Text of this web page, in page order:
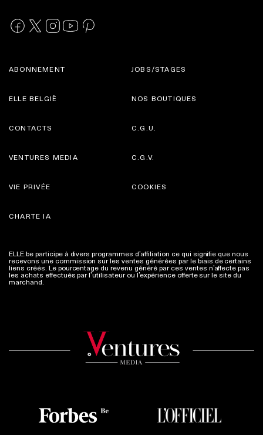
ABONNEMENT
ELLE BELGIË
JOBS/STAGES
NOS BOUTIQUES
CONTACTS
VENTURES MEDIA
C.G.U.
C.G.V.
VIE PRIVÉE
CHARTE IA
COOKIES
ELLE.be participe à divers programmes d’affiliation ce qui signifie que nous
recevons une commission sur les ventes générées par le biais de certains
liens créés. Le pourcentage du revenu généré par ces ventes n’affecte pas
les achats effectués par l’utilisateur ou l’expérience offerte sur le site du
marchand. Plus d'infos